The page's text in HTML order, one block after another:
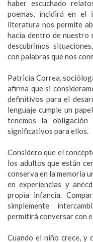
haber escuchado
poemas, incidirá en el
literatura nos permite
hacía dentro de nuestro
descubrimos
con palabras que nos
Patricia Correa,
afirma que si
definitivos para el
lenguaje cumple un
tenemos la
significativos para ellos.
Considero que el
los adultos que están
conserva en la memoria
en experiencias y
propia infancia.
simplemente
permitirá conversar con
Cuando el niño crece, y